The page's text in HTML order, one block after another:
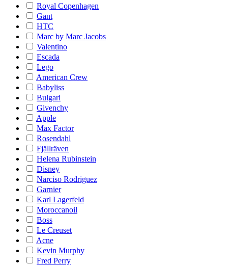
Royal Copenhagen
Gant
HTC
Marc by Marc Jacobs
Valentino
Escada
Lego
American Crew
Babyliss
Bulgari
Givenchy
Apple
Max Factor
Rosendahl
Fjällräven
Helena Rubinstein
Disney
Narciso Rodriguez
Garnier
Karl Lagerfeld
Moroccanoil
Boss
Le Creuset
Acne
Kevin Murphy
Fred Perry